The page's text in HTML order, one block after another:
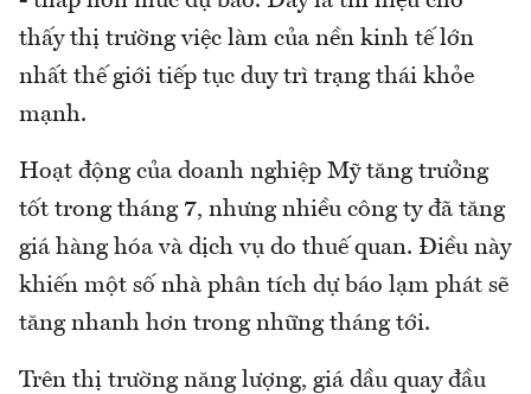
thấy thị trường việc làm của nền kinh tế lớn
nhất thế giới tiếp tục duy trì trạng thái khỏe
mạnh.
Hoạt động của doanh nghiệp Mỹ tăng trưởng
tốt trong tháng 7, nhưng nhiều công ty đã tăng
giá hàng hóa và dịch vụ do thuế quan. Điều này
khiến một số nhà phân tích dự báo lạm phát sẽ
tăng nhanh hơn trong những tháng tới.
Trên thị trường năng lượng, giá dầu quay đầu